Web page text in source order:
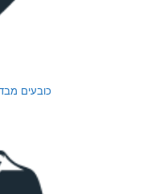
כובעים מבד חוסם